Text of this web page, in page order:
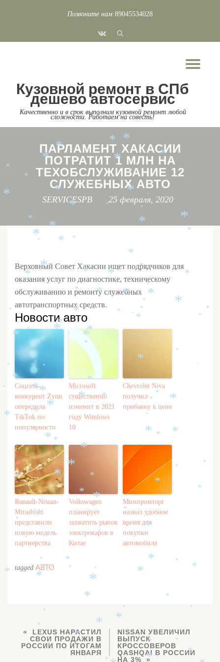
Позвоните нам:89045534028
fa-
Кузовной ремонт в СПб
дешево автосервис
Качественно и в срок выполним кузовной ремонт любой
сложности. Работаем на совесть!
ПАРЛАМЕНТ ХАКАСИИ
ПОТРАТИТ 1 МЛН НА
ТЕХОБСЛУЖИВАНИЕ 12
СЛУЖЕБНЫХ АВТО
SERVICESPB 25 февраля, 2020
Верховный Совет Хакасии ищет подрядчиков для
оказания услуг по диагностике, техническому
обслуживанию и ремонту служебных
автотранспортных средств.
Новости авто
Соцсеть-
конкурент Zynn
опередила
TikTok по
популярности
Microsoft
существенно
изменит в 2021
году Windows
10
Chevrolet Niva
получил
прибавку к цене
Renault-Nissan-
Mitsubishi
представили
новую модель
партнерства
Volkswagen
планирует
захватить рынок
электрокаров в
Китае
Минпромторг
назвал удобное
время для
покупки
автомобиля
tagged АВТО
LEXUS НАРАСТИЛ
СВОИ ПРОДАЖИ В
РОССИИ ПО ИТОГАМ
ЯНВАРЯ
NISSAN УВЕЛИЧИЛ
ВЫПУСК
КРОССОВЕРОВ
QASHQAI В РОССИИ
НА 3%
*
*
*
*
*
*
*
*
*
*
*
*
*
*
*
*
* *
*
*
*
*
*
*
*
* *
*
*
*
*
*
*
*
*
*
*
*
*
*
*
*
*
*
*
*
*
*
*
*
*
*
*
*
*
*
*
*
*
*
*
*
*
*
*
*
*
*
*
*
*
*
*
*
*
* *
*
*
*
*
*
*
*
*
*
*
*
*
*
*
*
*
*
*
*
*
* *
*
*
*
*
*
*
*
*
*
*
*
*
*
*
*
*
*
*
*
*
*
*
*
*
*
*
*
*
*
*
*
*
*
*
*
*
*
*
*